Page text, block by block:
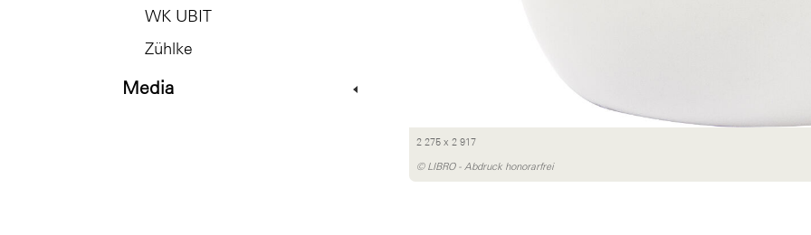
WK UBIT
Zühlke
Media
2 275 x 2 917
© LIBRO - Abdruck honorarfrei